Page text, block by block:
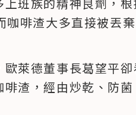
啡渣大多直接被丟
萊德董事長葛望平
渣，經由炒乾、防